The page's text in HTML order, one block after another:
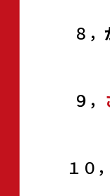
８，
（道
９，
（が
１０，